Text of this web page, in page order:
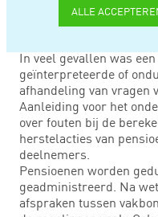
ALLE
Uit onderzoek naar de
pensioenfondsen blijkt
In veel gevallen was
geïnterpreteerde of
afhandeling van vragen
Aanleiding voor het
over fouten bij de
herstelacties van
deelnemers.
Pensioenen worden
geadministreerd. Na
afspraken tussen